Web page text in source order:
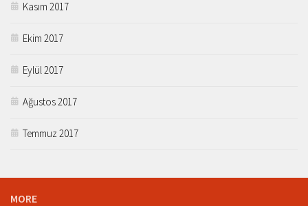
Kasım 2017
Ekim 2017
Eylül 2017
Ağustos 2017
Temmuz 2017
MORE